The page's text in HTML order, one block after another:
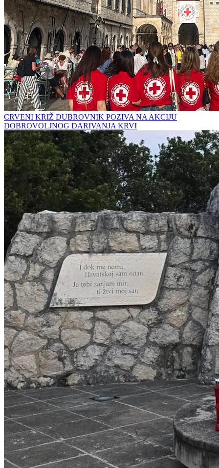
CRVENI KRIŽ DUBROVNIK POZIVA NA AKCIJU
DOBROVOLJNOG DARIVANJA KRVI